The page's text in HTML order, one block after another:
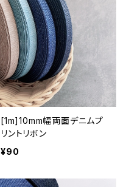
[1m]10mm幅両面デニムプ
リントリボン
¥90